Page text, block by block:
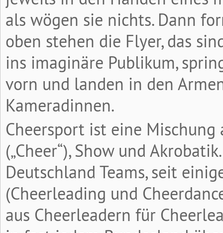
als wögen sie nichts. Dann
oben stehen die Flyer, das
ins imaginäre Publikum,
vorn und landen in den
Kameradinnen.
Cheersport ist eine Mischung
(„Cheer“), Show und
Deutschland Teams, seit
(Cheerleading und
aus Cheerleadern für